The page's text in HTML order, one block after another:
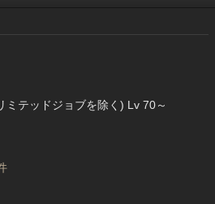
ミテッドジョブを除く) Lv 70～